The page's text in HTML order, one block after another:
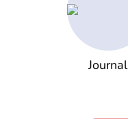
Journal